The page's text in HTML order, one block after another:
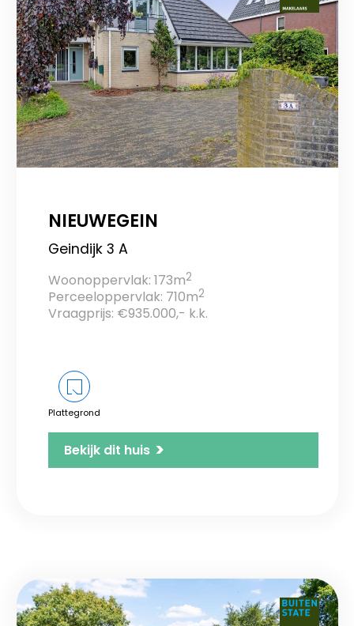
NIEUWEGEIN
Geindijk 3 A
Woonoppervlak: 173m2
Perceeloppervlak: 710m2
Vraagprijs: €935.000,- k.k.
Plattegrond
Bekijk dit huis >